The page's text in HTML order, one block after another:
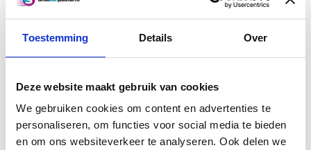
Toestemming Details Over
Deze website maakt gebruik van cookies
We gebruiken cookies om content en advertenties te
personaliseren, om functies voor social media te bieden
en om ons websiteverkeer te analyseren. Ook delen we